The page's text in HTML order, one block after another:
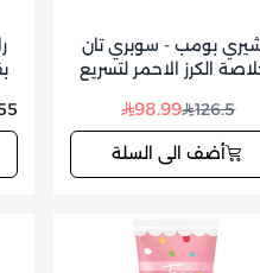
بومب - سوبري تان
الكرز الاحمر لتسريع
126.5
98.99
أضف الى السلة